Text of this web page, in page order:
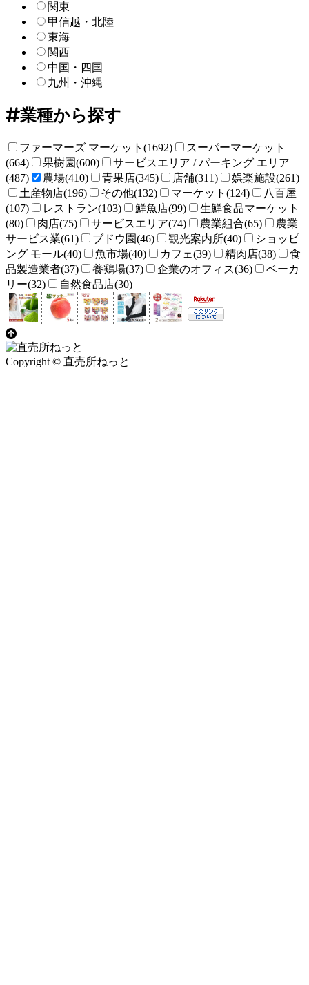
関東
甲信越・北陸
東海
関西
中国・四国
九州・沖縄
業種から探す
ファーマーズ マーケット(1692)
スーパーマーケット
(664)
果樹園(600)
サービスエリア / パーキング エリア
(487)
農場(410) 青果店(345) 店舗(311)
娯楽施設(261)
土産物店(196)
その他(132) マーケット(124)
八百屋
(107)
レストラン(103) 鮮魚店(99)
生鮮食品マーケット
(80)
肉店(75) サービスエリア(74) 農業組合(65)
農業
サービス業(61)
ブドウ園(46) 観光案内所(40)
ショッピ
ング モール(40)
魚市場(40) カフェ(39) 精肉店(38)
食
品製造業者(37)
養鶏場(37) 企業のオフィス(36)
ベーカ
リー(32)
自然食品店(30)
Copyright © 直売所ねっと